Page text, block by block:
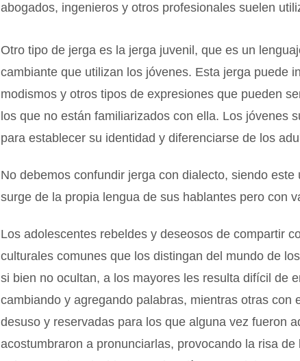
abogados, ingenieros y otros profesionales suelen
Otro tipo de jerga es la jerga juvenil, que es un
cambiante que utilizan los jóvenes. Esta jerga puede
modismos y otros tipos de expresiones que pueden
los que no están familiarizados con ella. Los jóvenes
para establecer su identidad y diferenciarse de los
No debemos confundir jerga con dialecto, siendo
surge de la propia lengua de sus hablantes pero con
Los adolescentes rebeldes y deseosos de compartir
culturales comunes que los distingan del mundo de
si bien no ocultan, a los mayores les resulta difícil de
cambiando y agregando palabras, mientras otras con
desuso y reservadas para los que alguna vez fueron
acostumbraron a pronunciarlas, provocando la risa